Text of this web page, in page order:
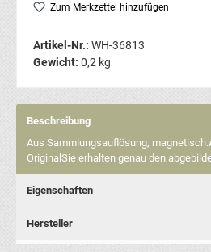
Zum Merkzettel hinzufügen
Artikel-Nr.: WH-36813
Gewicht: 0,2 kg
Beschreibung
Aus Sammlungsauflösung,
OriginalSie erhalten genau den
Eigenschaften
Hersteller